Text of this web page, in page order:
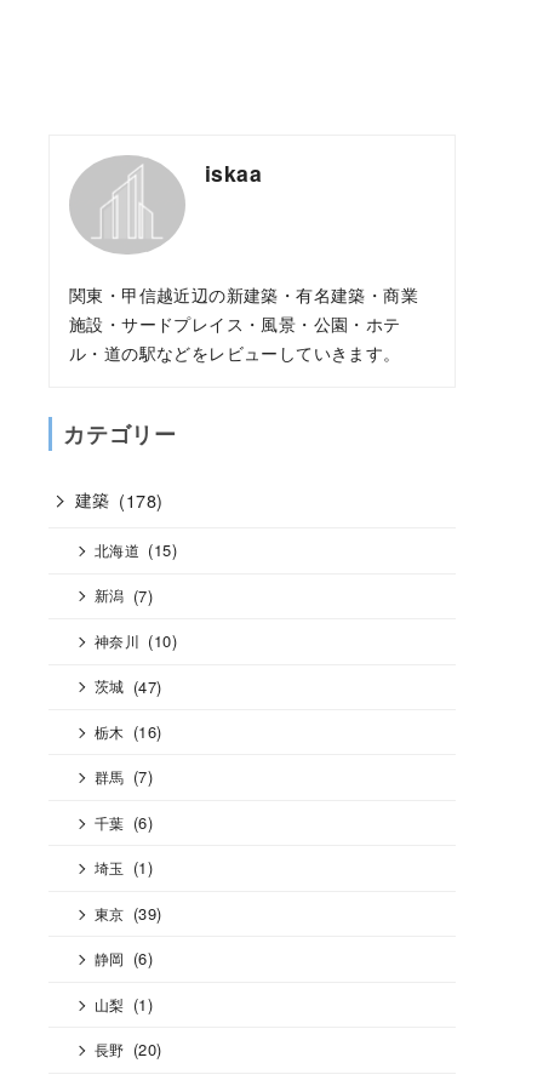
iskaa
関東・甲信越近辺の新建築・有名建築・商業
施設・サードプレイス・風景・公園・ホテ
ル・道の駅などをレビューしていきます。
カテゴリー
建築 (178)
北海道 (15)
新潟 (7)
神奈川 (10)
茨城 (47)
栃木 (16)
群馬 (7)
千葉 (6)
埼玉 (1)
東京 (39)
静岡 (6)
山梨 (1)
長野 (20)